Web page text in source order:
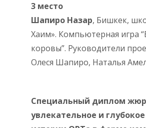
3 место
Шапиро Назар, Бишкек,
Хаим». Компьютерная игра
коровы”. Руководители
Олеся Шапиро, Наталья
Специальный диплом
увлекательное и